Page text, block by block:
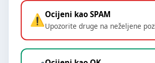
Ocijeni kao SPAM
Upozorite druge na neželjene